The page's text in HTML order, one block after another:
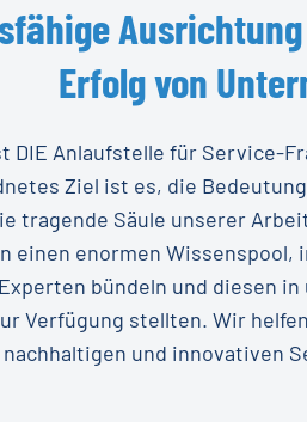
Ausrichtung
Erfolgvon
DIE Anlaufstelle für Service-
Ziel ist es, die
tragende Säule unserer
einen enormen Wissenspool,
bündeln und diesen
Verfügung stellten. Wir
nachhaltigen und innovativen